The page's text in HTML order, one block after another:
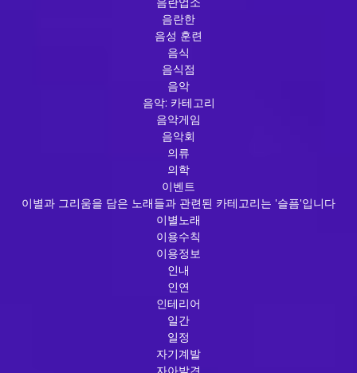
음란한
음성 훈련
음식
음식점
음악
음악: 카테고리
음악게임
음악회
의류
의학
이벤트
이별과 그리움을 담은 노래들과 관련된 카테고리는 '슬픔'입니다
이별노래
이용수칙
이용정보
인내
인연
인테리어
일간
일정
자기계발